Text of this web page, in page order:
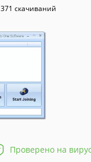
371 скачиваний
Проверено на